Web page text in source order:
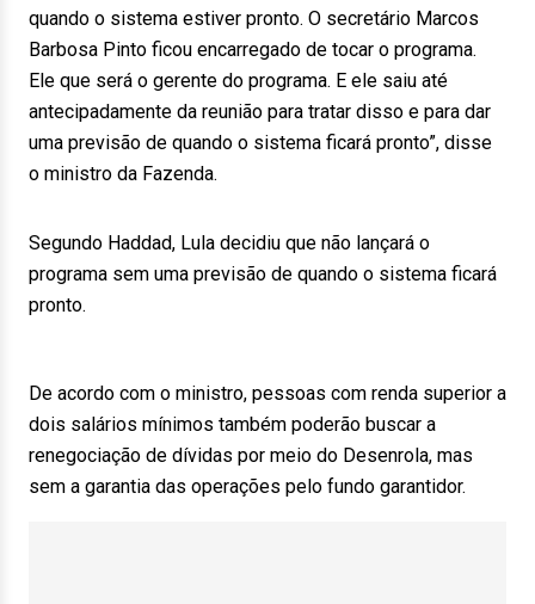
quando o sistema estiver pronto. O secretário Marcos
Barbosa Pinto ficou encarregado de tocar o programa.
Ele que será o gerente do programa. E ele saiu até
antecipadamente da reunião para tratar disso e para dar
uma previsão de quando o sistema ficará pronto”, disse
o ministro da Fazenda.
Segundo Haddad, Lula decidiu que não lançará o
programa sem uma previsão de quando o sistema ficará
pronto.
De acordo com o ministro, pessoas com renda superior a
dois salários mínimos também poderão buscar a
renegociação de dívidas por meio do Desenrola, mas
sem a garantia das operações pelo fundo garantidor.